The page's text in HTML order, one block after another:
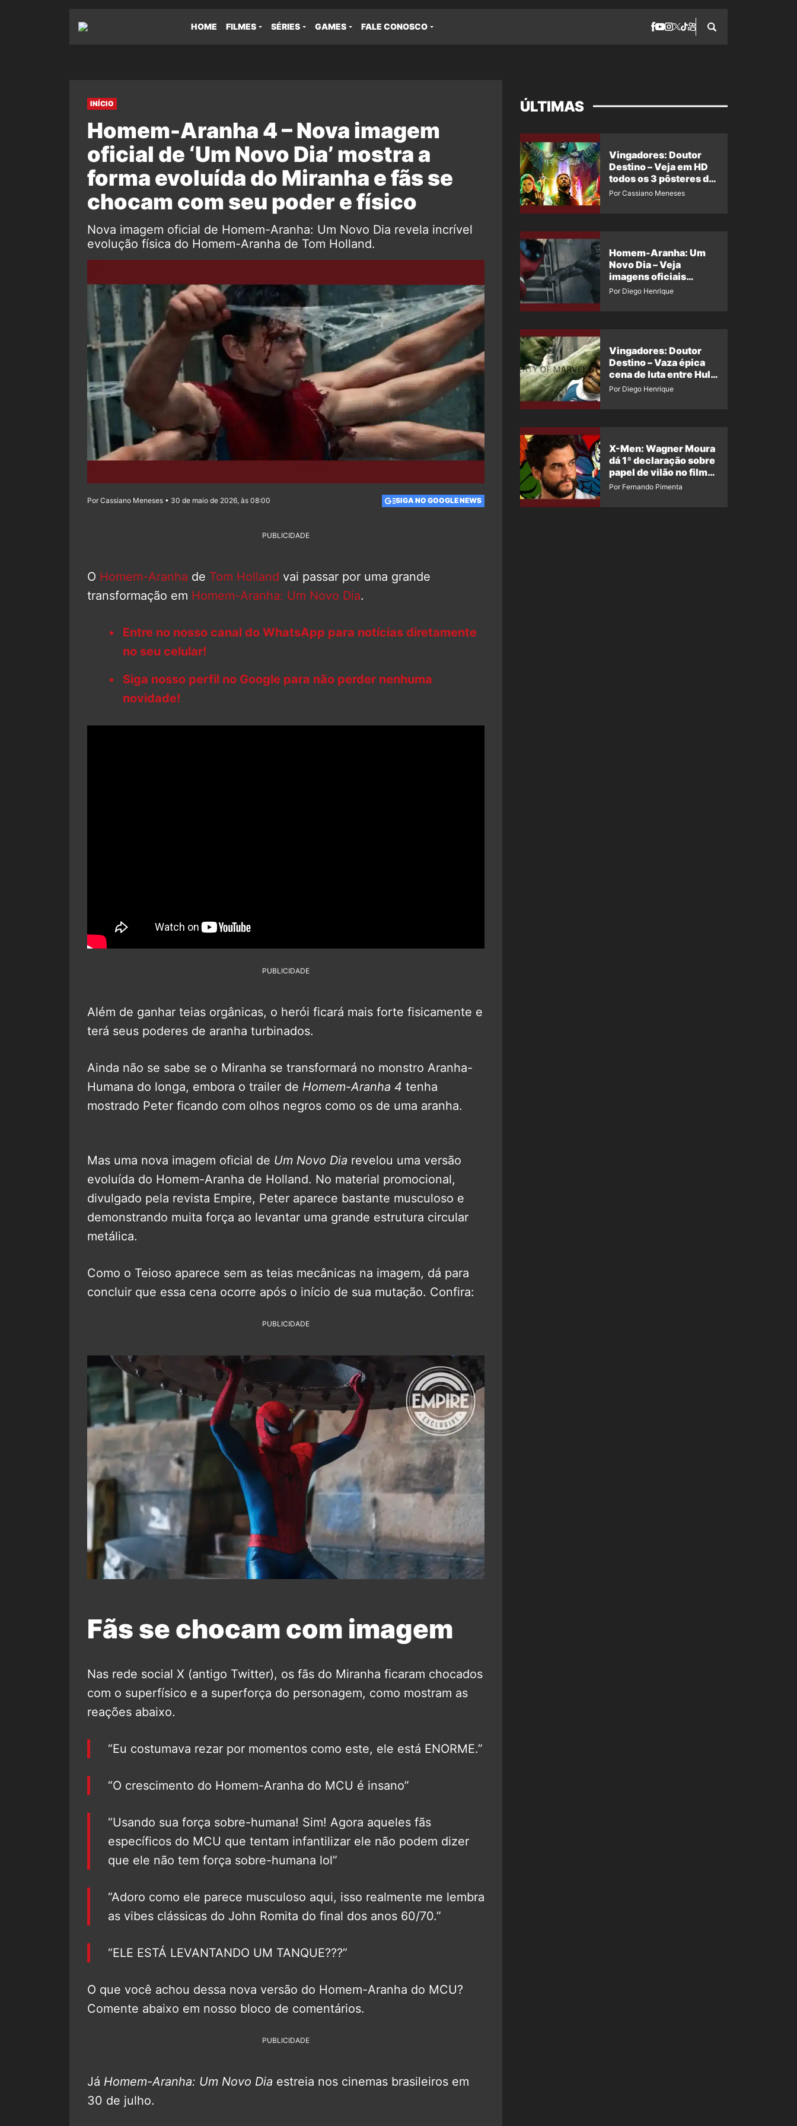
HOME FILMES SÉRIES GAMES FALE CONOSCO
INÍCIO
Homem-Aranha 4 – Nova imagem
oficial de ‘Um Novo Dia’ mostra a
forma evoluída do Miranha e fãs se
chocam com seu poder e físico
Nova imagem oficial de Homem-Aranha: Um Novo Dia revela incrível
evolução física do Homem-Aranha de Tom Holland.
Por Cassiano Meneses • 30 de maio de 2026, às 08:00 SIGA NO GOOGLE NEWS
PUBLICIDADE
O Homem-Aranha de Tom Holland vai passar por uma grande
transformação em Homem-Aranha: Um Novo Dia.
Entre no nosso canal do WhatsApp para notícias diretamente
no seu celular!
Siga nosso perfil no Google para não perder nenhuma
novidade!
PUBLICIDADE
Além de ganhar teias orgânicas, o herói ficará mais forte fisicamente e
terá seus poderes de aranha turbinados.
Ainda não se sabe se o Miranha se transformará no monstro Aranha-
Humana do longa, embora o trailer de Homem-Aranha 4 tenha
mostrado Peter ficando com olhos negros como os de uma aranha.
Mas uma nova imagem oficial de Um Novo Dia revelou uma versão
evoluída do Homem-Aranha de Holland. No material promocional,
divulgado pela revista Empire, Peter aparece bastante musculoso e
demonstrando muita força ao levantar uma grande estrutura circular
metálica.
Como o Teioso aparece sem as teias mecânicas na imagem, dá para
concluir que essa cena ocorre após o início de sua mutação. Confira:
PUBLICIDADE
Fãs se chocam com imagem
Nas rede social X (antigo Twitter), os fãs do Miranha ficaram chocados
com o superfísico e a superforça do personagem, como mostram as
reações abaixo.
“Eu costumava rezar por momentos como este, ele está ENORME.”
“O crescimento do Homem-Aranha do MCU é insano”
“Usando sua força sobre-humana! Sim! Agora aqueles fãs
específicos do MCU que tentam infantilizar ele não podem dizer
que ele não tem força sobre-humana lol”
“Adoro como ele parece musculoso aqui, isso realmente me lembra
as vibes clássicas do John Romita do final dos anos 60/70.”
“ELE ESTÁ LEVANTANDO UM TANQUE???”
O que você achou dessa nova versão do Homem-Aranha do MCU?
Comente abaixo em nosso bloco de comentários.
PUBLICIDADE
Já Homem-Aranha: Um Novo Dia estreia nos cinemas brasileiros em
30 de julho.
ÚLTIMAS
Vingadores: Doutor
Destino – Veja em HD
todos os 3 pôsteres de
‘Doomsday’ + 1 imagem
Por Cassiano Meneses
Homem-Aranha: Um
Novo Dia – Veja
imagens oficiais
descartadas do Hulk
Por Diego Henrique
Vingadores: Doutor
Destino – Vaza épica
cena de luta entre Hulk
e o Coisa
Por Diego Henrique
X-Men: Wagner Moura
dá 1ª declaração sobre
papel de vilão no filme
da Marvel
Por Fernando Pimenta